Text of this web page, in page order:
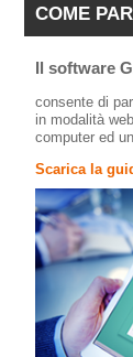
COME
Il software
consente di
in modalità
computer ed
Scarica la